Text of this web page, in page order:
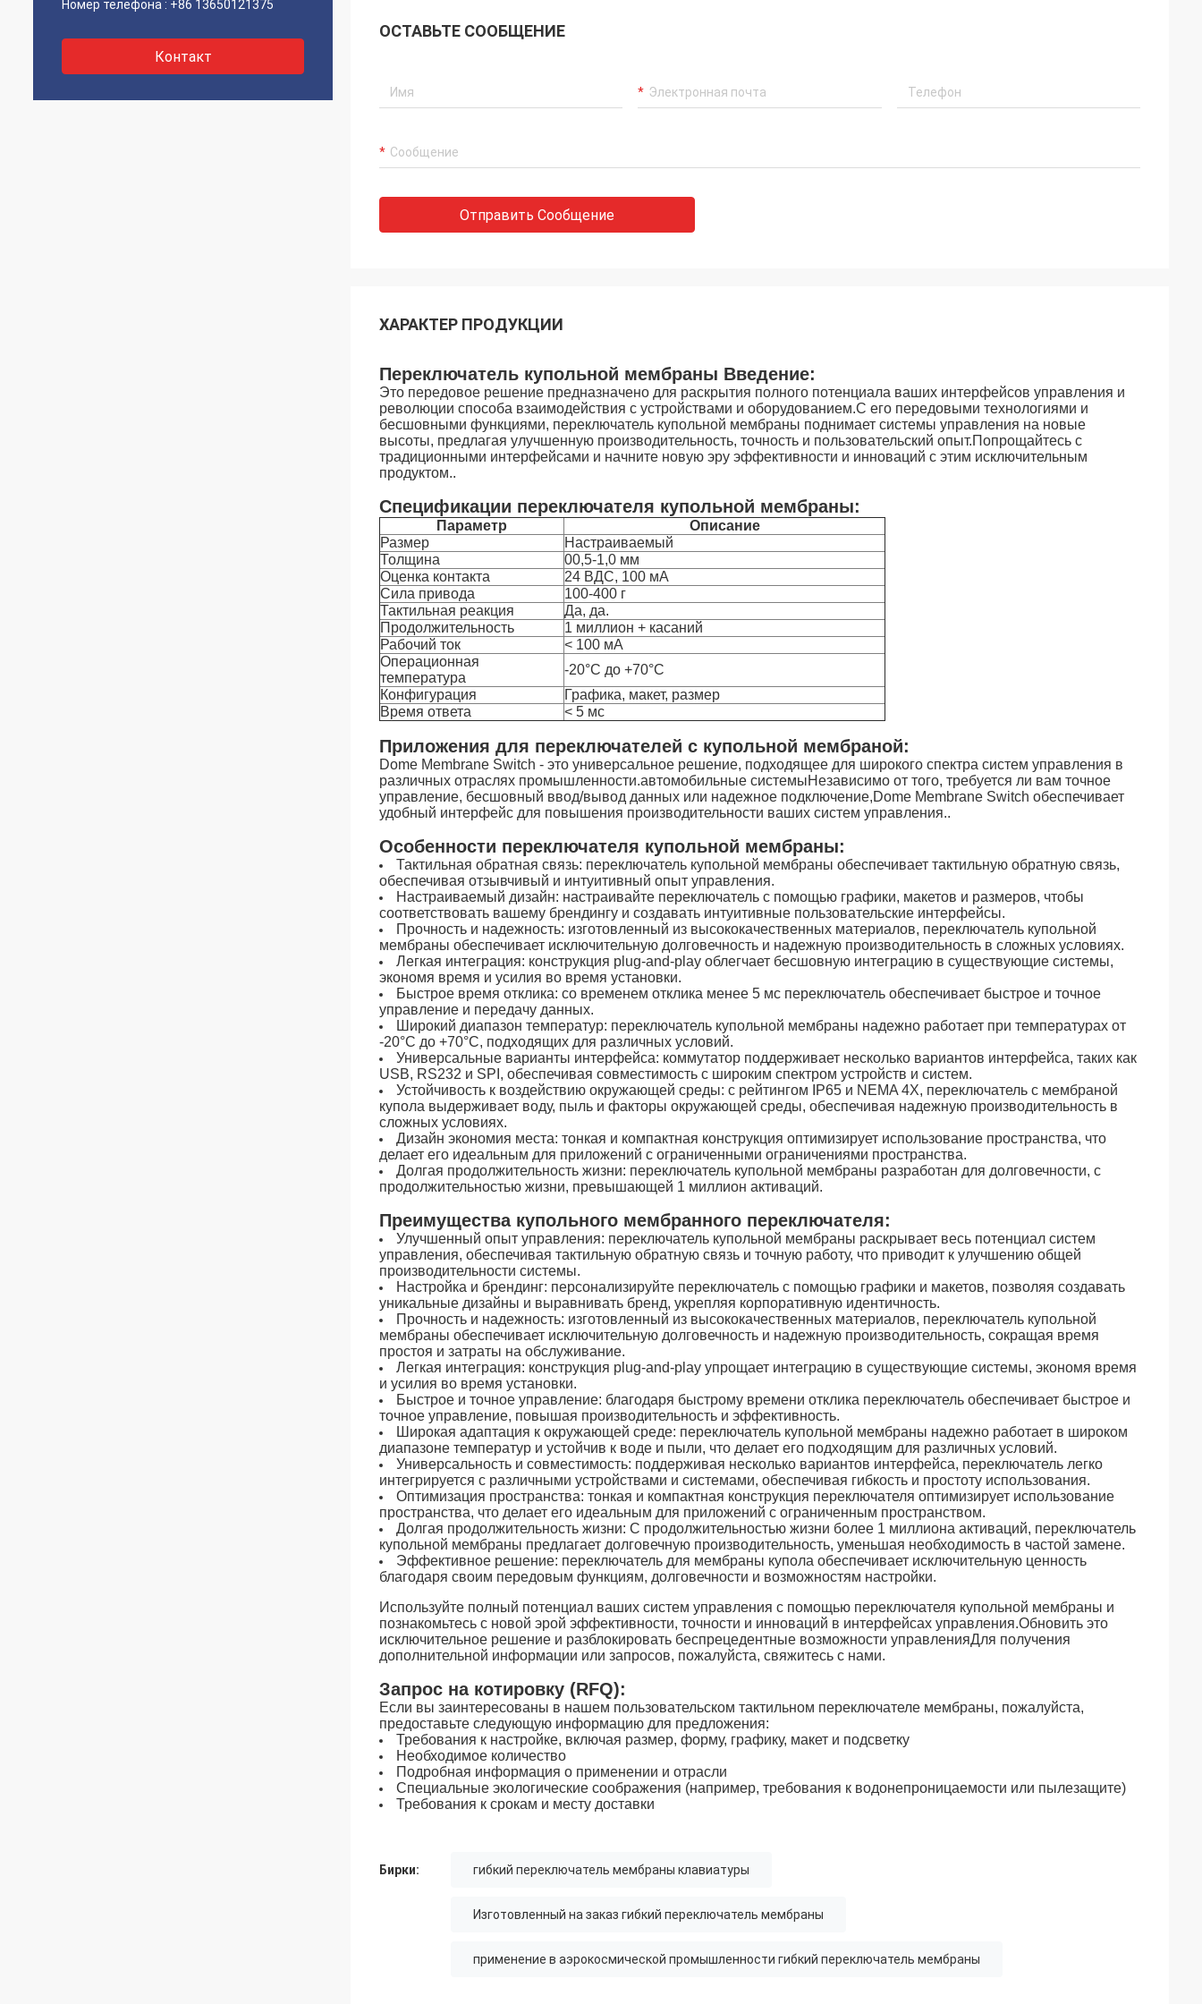
Номер телефона : +86 13650121375
Контакт
ОСТАВЬТЕ СООБЩЕНИЕ
Отправить Сообщение
ХАРАКТЕР ПРОДУКЦИИ
Переключатель купольной мембраны Введение:
Это передовое решение предназначено для раскрытия полного потенциала ваших интерфейсов управления и
революции способа взаимодействия с устройствами и оборудованием.С его передовыми технологиями и
бесшовными функциями, переключатель купольной мембраны поднимает системы управления на новые
высоты, предлагая улучшенную производительность, точность и пользовательский опыт.Попрощайтесь с
традиционными интерфейсами и начните новую эру эффективности и инноваций с этим исключительным
продуктом..
Спецификации переключателя купольной мембраны:
Параметр
Описание
Размер
Настраиваемый
Толщина
00,5-1,0 мм
Оценка контакта
24 ВДС, 100 мА
Сила привода
100-400 г
Тактильная реакция
Да, да.
Продолжительность
1 миллион + касаний
Рабочий ток
< 100 мА
Операционная
температура
-20°C до +70°C
Конфигурация
Графика, макет, размер
Время ответа
< 5 мс
Приложения для переключателей с купольной мембраной:
Dome Membrane Switch - это универсальное решение, подходящее для широкого спектра систем управления в
различных отраслях промышленности.автомобильные системыНезависимо от того, требуется ли вам точное
управление, бесшовный ввод/вывод данных или надежное подключение,Dome Membrane Switch обеспечивает
удобный интерфейс для повышения производительности ваших систем управления..
Особенности переключателя купольной мембраны:
Тактильная обратная связь: переключатель купольной мембраны обеспечивает тактильную обратную связь,
обеспечивая отзывчивый и интуитивный опыт управления.
Настраиваемый дизайн: настраивайте переключатель с помощью графики, макетов и размеров, чтобы
соответствовать вашему брендингу и создавать интуитивные пользовательские интерфейсы.
Прочность и надежность: изготовленный из высококачественных материалов, переключатель купольной
мембраны обеспечивает исключительную долговечность и надежную производительность в сложных условиях.
Легкая интеграция: конструкция plug-and-play облегчает бесшовную интеграцию в существующие системы,
экономя время и усилия во время установки.
Быстрое время отклика: со временем отклика менее 5 мс переключатель обеспечивает быстрое и точное
управление и передачу данных.
Широкий диапазон температур: переключатель купольной мембраны надежно работает при температурах от
-20°C до +70°C, подходящих для различных условий.
Универсальные варианты интерфейса: коммутатор поддерживает несколько вариантов интерфейса, таких как
USB, RS232 и SPI, обеспечивая совместимость с широким спектром устройств и систем.
Устойчивость к воздействию окружающей среды: с рейтингом IP65 и NEMA 4X, переключатель с мембраной
купола выдерживает воду, пыль и факторы окружающей среды, обеспечивая надежную производительность в
сложных условиях.
Дизайн экономия места: тонкая и компактная конструкция оптимизирует использование пространства, что
делает его идеальным для приложений с ограниченными ограничениями пространства.
Долгая продолжительность жизни: переключатель купольной мембраны разработан для долговечности, с
продолжительностью жизни, превышающей 1 миллион активаций.
Преимущества купольного мембранного переключателя:
Улучшенный опыт управления: переключатель купольной мембраны раскрывает весь потенциал систем
управления, обеспечивая тактильную обратную связь и точную работу, что приводит к улучшению общей
производительности системы.
Настройка и брендинг: персонализируйте переключатель с помощью графики и макетов, позволяя создавать
уникальные дизайны и выравнивать бренд, укрепляя корпоративную идентичность.
Прочность и надежность: изготовленный из высококачественных материалов, переключатель купольной
мембраны обеспечивает исключительную долговечность и надежную производительность, сокращая время
простоя и затраты на обслуживание.
Легкая интеграция: конструкция plug-and-play упрощает интеграцию в существующие системы, экономя время
и усилия во время установки.
Быстрое и точное управление: благодаря быстрому времени отклика переключатель обеспечивает быстрое и
точное управление, повышая производительность и эффективность.
Широкая адаптация к окружающей среде: переключатель купольной мембраны надежно работает в широком
диапазоне температур и устойчив к воде и пыли, что делает его подходящим для различных условий.
Универсальность и совместимость: поддерживая несколько вариантов интерфейса, переключатель легко
интегрируется с различными устройствами и системами, обеспечивая гибкость и простоту использования.
Оптимизация пространства: тонкая и компактная конструкция переключателя оптимизирует использование
пространства, что делает его идеальным для приложений с ограниченным пространством.
Долгая продолжительность жизни: С продолжительностью жизни более 1 миллиона активаций, переключатель
купольной мембраны предлагает долговечную производительность, уменьшая необходимость в частой замене.
Эффективное решение: переключатель для мембраны купола обеспечивает исключительную ценность
благодаря своим передовым функциям, долговечности и возможностям настройки.
Используйте полный потенциал ваших систем управления с помощью переключателя купольной мембраны и
познакомьтесь с новой эрой эффективности, точности и инноваций в интерфейсах управления.Обновить это
исключительное решение и разблокировать беспрецедентные возможности управленияДля получения
дополнительной информации или запросов, пожалуйста, свяжитесь с нами.
Запрос на котировку (RFQ):
Если вы заинтересованы в нашем пользовательском тактильном переключателе мембраны, пожалуйста,
предоставьте следующую информацию для предложения:
Требования к настройке, включая размер, форму, графику, макет и подсветку
Необходимое количество
Подробная информация о применении и отрасли
Специальные экологические соображения (например, требования к водонепроницаемости или пылезащите)
Требования к срокам и месту доставки
Бирки: гибкий переключатель мембраны клавиатуры
Изготовленный на заказ гибкий переключатель мембраны
применение в аэрокосмической промышленности гибкий переключатель мембраны